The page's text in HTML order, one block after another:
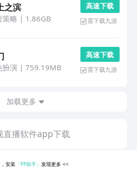
之滨
策略 | 1.86GB
高 速 下 载
需下载九游
扮演 | 759.19MB
高 速 下 载
需下载九游
加载更多
直播软件app下载
安装 「PP助手」发现更多<<